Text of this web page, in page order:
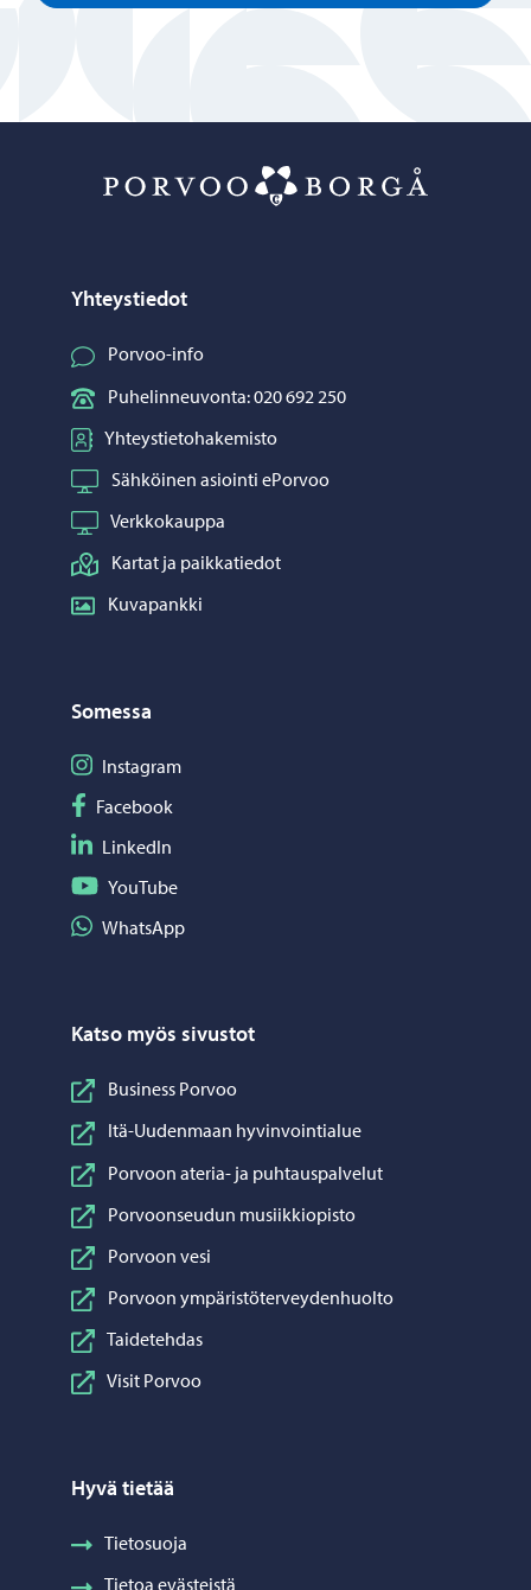
Yhteystiedot
Porvoo-info
Puhelinneuvonta: 020 692 250
Yhteystietohakemisto
Sähköinen asiointi ePorvoo
Verkkokauppa
Kartat ja paikkatiedot
Kuvapankki
Somessa
Seuraa Instagram
Instagram
Seuraa Facebook
Facebook
Seuraa LinkedIn
LinkedIn
Seuraa YouTube
YouTube
Jaa WhatsApp
WhatsApp
Katso myös sivustot
Business Porvoo
Itä-Uudenmaan hyvinvointialue
Porvoon ateria- ja puhtauspalvelut
Porvoonseudun musiikkiopisto
Porvoon vesi
Porvoon ympäristöterveydenhuolto
Taidetehdas
Visit Porvoo
Hyvä tietää
Tietosuoja
Tietoa evästeistä